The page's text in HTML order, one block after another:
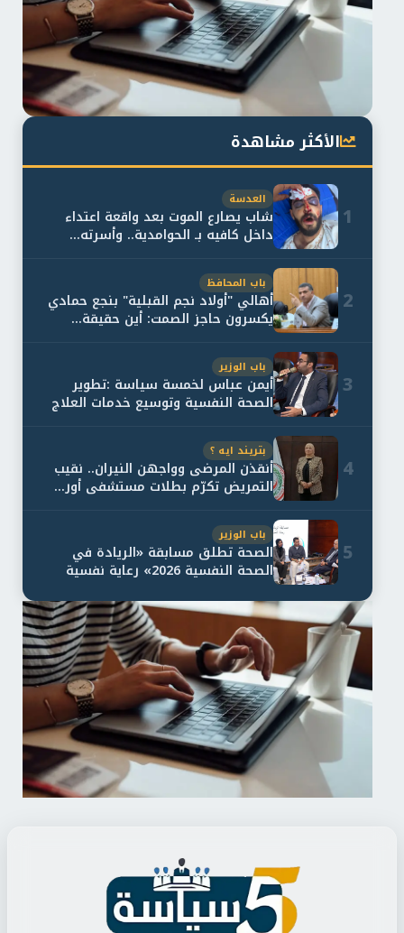
الأكثر مشاهدة
1
العدسة
شاب يصارع الموت بعد واقعة اعتداء
داخل كافيه بـ الحوامدية.. وأسرته...
2
باب المحافظ
أهالي "أولاد نجم القبلية" بنجع حمادي
يكسرون حاجز الصمت: أين حقيقة...
3
باب الوزير
أيمن عباس لخمسة سياسة :تطوير
الصحة النفسية وتوسيع خدمات العلاج
4
بتريند ايه ؟
أنقذن المرضى وواجهن النيران.. نقيب
التمريض تكرّم بطلات مستشفى أور...
5
باب الوزير
الصحة تطلق مسابقة «الريادة في
الصحة النفسية 2026» رعاية نفسية